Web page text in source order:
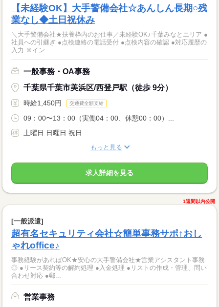
【未経験OK】大手警備会社☆あんしん長期○残
業なし◆土日祝休み
＼大手警備会社★扶養枠内のお仕事／未経験OK♪千葉みなとエリア ●
社員への引継ぎ ●点検連絡の電話受付 ●点検内容の確認 ●対応履歴の
入力 ※イン...
一般事務・OA事務
千葉県千葉市美浜区/西登戸駅（徒歩 9分）
時給1,450円 交通費全額支給
09：00〜13：00（実働04：00、休憩00：00）...
土曜日 日曜日 祝日
もっと見る
求人詳細を見る
1週間以内公開
[一般派遣]
超有名セキュリティ会社☆簡単事務サポ↑おし
ゃれoffice♪
事務経験があればOK★安心の大手警備会社★営業アシスタント事務
◎ ●リース契約等の解約処理 ●入金処理 ●リストの作成・管理、問い
合わせ対応 ●郵...
営業事務